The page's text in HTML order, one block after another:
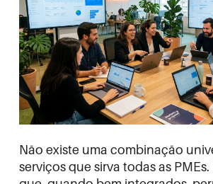
Não existe uma combinação
serviços que sirva todas as